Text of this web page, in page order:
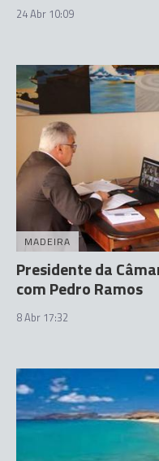
24 Abr 10:09
MADEIRA
Presidente da
com Pedro Ramos
8 Abr 17:32